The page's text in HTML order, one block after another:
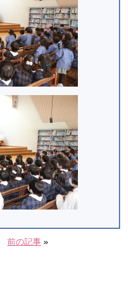
前の記事»